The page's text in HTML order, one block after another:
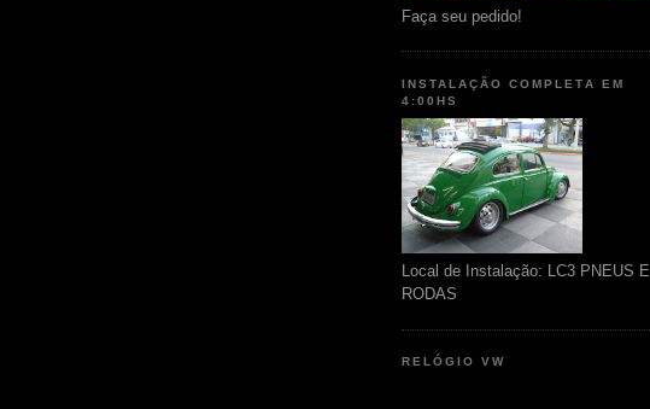
Faça seu pedido!
INSTALAÇÃO COMPLETA EM
4:00HS
Local de Instalação: LC3 PNEUS E
RODAS
RELÓGIO VW